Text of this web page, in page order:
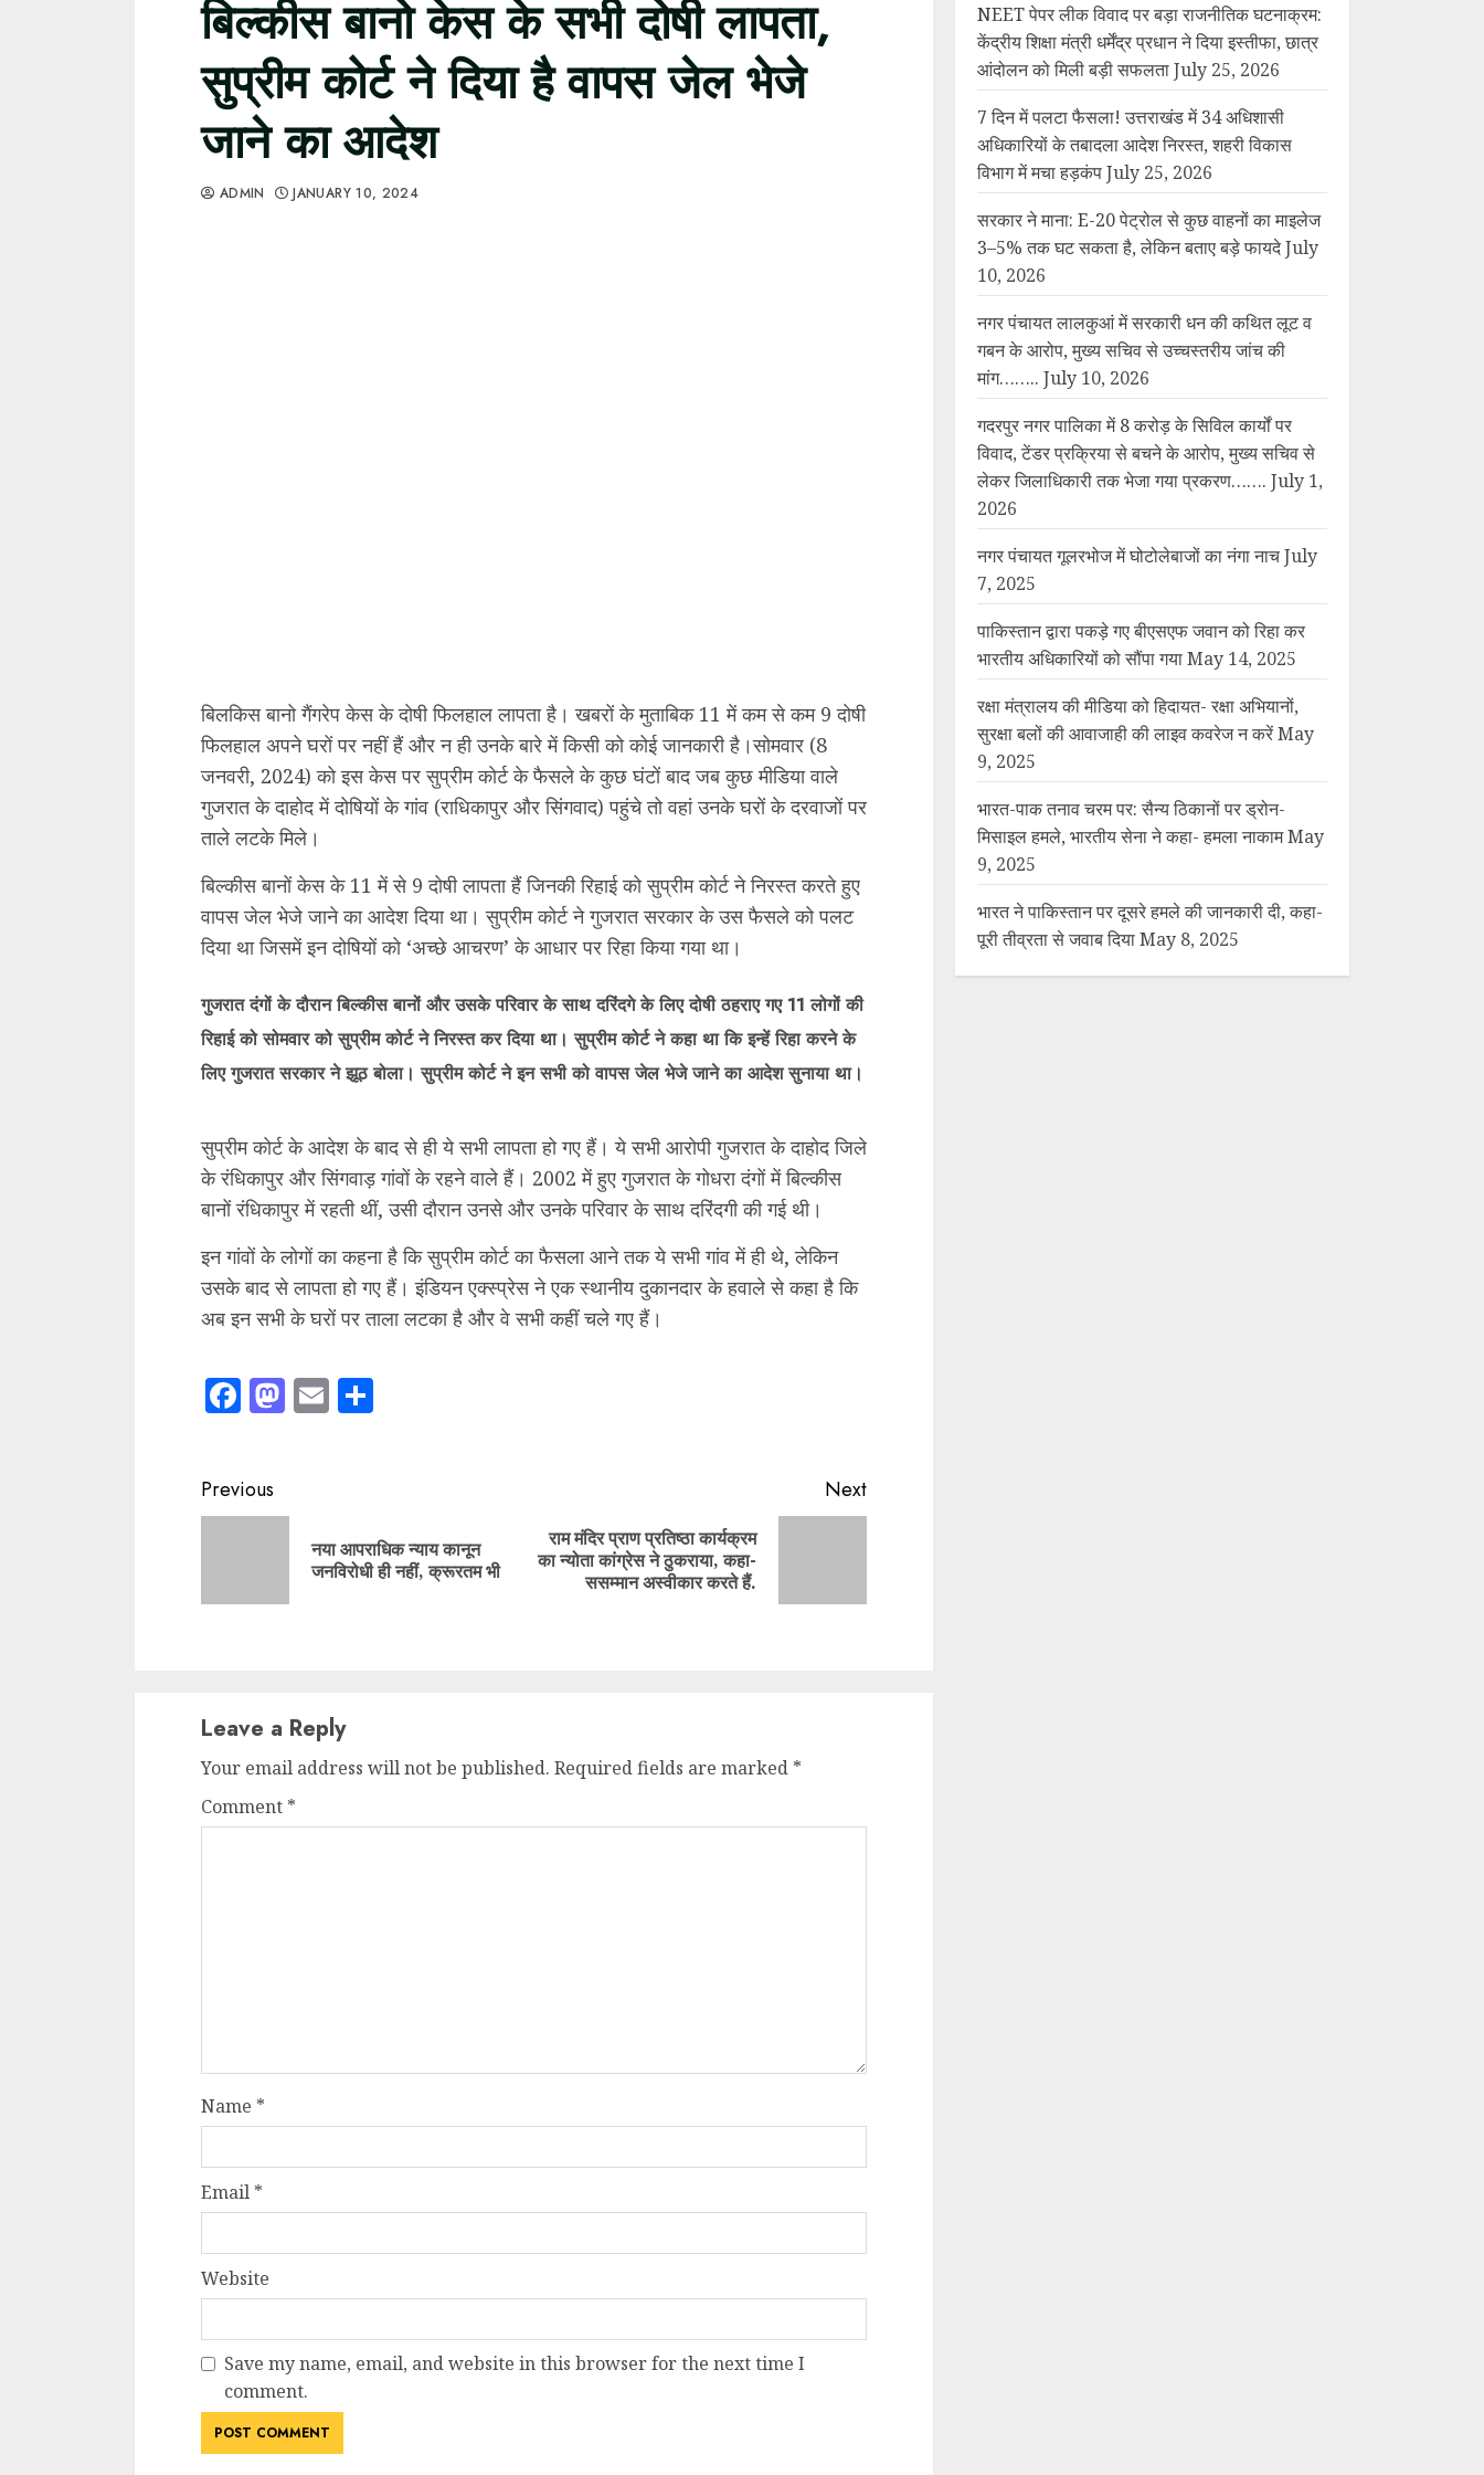
बिल्कीस बानो केस के सभी दोषी लापता,
सुप्रीम कोर्ट ने दिया है वापस जेल भेजे
जाने का आदेश
ADMIN JANUARY 10, 2024
बिलकिस बानो गैंगरेप केस के दोषी फिलहाल लापता है। खबरों के मुताबिक 11 में कम से कम 9 दोषी
फिलहाल अपने घरों पर नहीं हैं और न ही उनके बारे में किसी को कोई जानकारी है।सोमवार (8
जनवरी, 2024) को इस केस पर सुप्रीम कोर्ट के फैसले के कुछ घंटों बाद जब कुछ मीडिया वाले
गुजरात के दाहोद में दोषियों के गांव (राधिकापुर और सिंगवाद) पहुंचे तो वहां उनके घरों के दरवाजों पर
ताले लटके मिले।
बिल्कीस बानों केस के 11 में से 9 दोषी लापता हैं जिनकी रिहाई को सुप्रीम कोर्ट ने निरस्त करते हुए
वापस जेल भेजे जाने का आदेश दिया था। सुप्रीम कोर्ट ने गुजरात सरकार के उस फैसले को पलट
दिया था जिसमें इन दोषियों को ‘अच्छे आचरण’ के आधार पर रिहा किया गया था।
गुजरात दंगों के दौरान बिल्कीस बानों और उसके परिवार के साथ दरिंदगे के लिए दोषी ठहराए गए 11 लोगों की
रिहाई को सोमवार को सुप्रीम कोर्ट ने निरस्त कर दिया था। सुप्रीम कोर्ट ने कहा था कि इन्हें रिहा करने के
लिए गुजरात सरकार ने झूठ बोला। सुप्रीम कोर्ट ने इन सभी को वापस जेल भेजे जाने का आदेश सुनाया था।
सुप्रीम कोर्ट के आदेश के बाद से ही ये सभी लापता हो गए हैं। ये सभी आरोपी गुजरात के दाहोद जिले
के रंधिकापुर और सिंगवाड़ गांवों के रहने वाले हैं। 2002 में हुए गुजरात के गोधरा दंगों में बिल्कीस
बानों रंधिकापुर में रहती थीं, उसी दौरान उनसे और उनके परिवार के साथ दरिंदगी की गई थी।
इन गांवों के लोगों का कहना है कि सुप्रीम कोर्ट का फैसला आने तक ये सभी गांव में ही थे, लेकिन
उसके बाद से लापता हो गए हैं। इंडियन एक्स्प्रेस ने एक स्थानीय दुकानदार के हवाले से कहा है कि
अब इन सभी के घरों पर ताला लटका है और वे सभी कहीं चले गए हैं।
Facebook
Mastodon
Email
Continue
Reading
Previous
Previous
नया आपराधिक न्याय कानून
जनविरोधी ही नहीं, क्रूरतम भी
Next
Next
राम मंदिर प्राण प्रतिष्ठा कार्यक्रम
का न्योता कांग्रेस ने ठुकराया, कहा-
ससम्मान अस्वीकार करते हैं.
Leave a Reply
Your email address will not be published. Required fields are marked *
Comment *
Name *
Email *
Website
Save my name, email, and website in this browser for the next time I
comment.
NEET पेपर लीक विवाद पर बड़ा राजनीतिक घटनाक्रम:
केंद्रीय शिक्षा मंत्री धर्मेंद्र प्रधान ने दिया इस्तीफा, छात्र
आंदोलन को मिली बड़ी सफलताJuly 25, 2026
7 दिन में पलटा फैसला! उत्तराखंड में 34 अधिशासी
अधिकारियों के तबादला आदेश निरस्त, शहरी विकास
विभाग में मचा हड़कंपJuly 25, 2026
सरकार ने माना: E-20 पेट्रोल से कुछ वाहनों का माइलेज
3–5% तक घट सकता है, लेकिन बताए बड़े फायदेJuly
10, 2026
नगर पंचायत लालकुआं में सरकारी धन की कथित लूट व
गबन के आरोप, मुख्य सचिव से उच्चस्तरीय जांच की
मांग…….. July 10, 2026
गदरपुर नगर पालिका में 8 करोड़ के सिविल कार्यों पर
विवाद, टेंडर प्रक्रिया से बचने के आरोप, मुख्य सचिव से
लेकर जिलाधिकारी तक भेजा गया प्रकरण……. July 1,
2026
नगर पंचायत गूलरभोज में घोटोलेबाजों का नंगा नाचJuly
7, 2025
पाकिस्तान द्वारा पकड़े गए बीएसएफ जवान को रिहा कर
भारतीय अधिकारियों को सौंपा गयाMay 14, 2025
रक्षा मंत्रालय की मीडिया को हिदायत- रक्षा अभियानों,
सुरक्षा बलों की आवाजाही की लाइव कवरेज न करेंMay
9, 2025
भारत-पाक तनाव चरम पर: सैन्य ठिकानों पर ड्रोन-
मिसाइल हमले, भारतीय सेना ने कहा- हमला नाकामMay
9, 2025
भारत ने पाकिस्तान पर दूसरे हमले की जानकारी दी, कहा-
पूरी तीव्रता से जवाब दियाMay 8, 2025